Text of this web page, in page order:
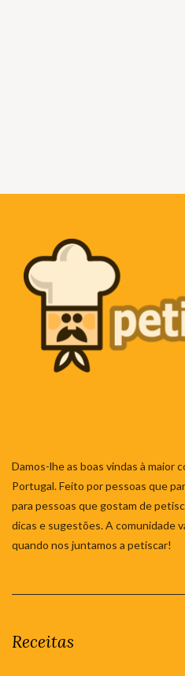
Damos-lhe as boas vindas à maior
Portugal. Feito por pessoas que
para pessoas que gostam de
dicas e sugestões. A comunidade
quando nos juntamos a petiscar!
Receitas